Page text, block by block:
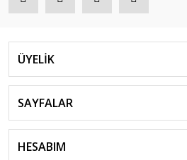
ÜYELİK
SAYFALAR
HESABIM